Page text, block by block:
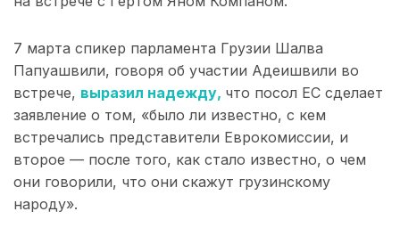
7 марта спикер парламента Грузии Шалва
Папуашвили, говоря об участии Адеишвили во
встрече, выразил надежду, что посол ЕС сделает
заявление о том, «было ли известно, с кем
встречались представители Еврокомиссии, и
второе — после того, как стало известно, о чем
они говорили, что они скажут грузинскому
народу».